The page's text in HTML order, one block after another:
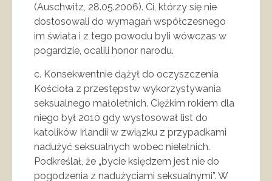
(Auschwitz, 28.05.2006). Ci, którzy się nie
dostosowali do wymagań współczesnego
im świata i z tego powodu byli wówczas w
pogardzie, ocalili honor narodu.
c. Konsekwentnie dążył do oczyszczenia
Kościoła z przestępstw wykorzystywania
seksualnego małoletnich. Ciężkim rokiem dla
niego był 2010 gdy wystosował list do
katolików Irlandii w związku z przypadkami
nadużyć seksualnych wobec nieletnich.
Podkreślał, że „bycie księdzem jest nie do
pogodzenia z nadużyciami seksualnymi”. W